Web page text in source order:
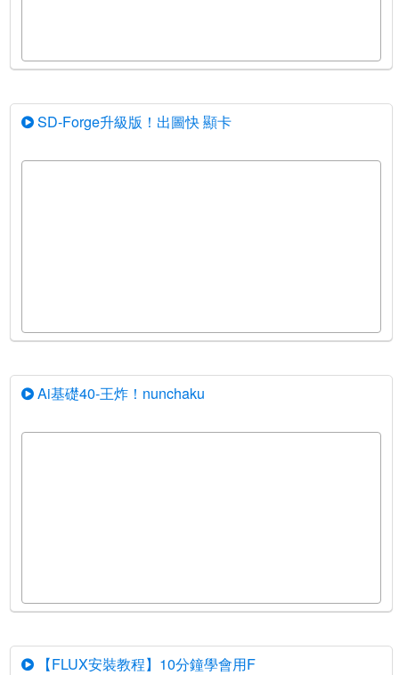
SD-Forge升級版！出圖快 顯卡
Ai基礎40-王炸！nunchaku
【FLUX安裝教程】10分鐘學會用F